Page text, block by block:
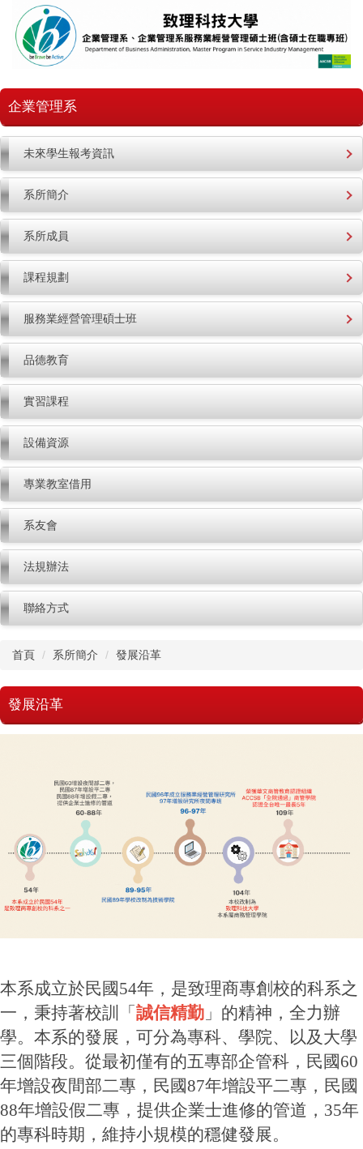
到
主
區
企業管理系
未來學生報考資訊
系所簡介
系所成員
課程規劃
服務業經營管理碩士班
品德教育
實習課程
設備資源
專業教室借用
系友會
法規辦法
聯絡方式
首頁 系所簡介 發展沿革
發展沿革
本系成立於民國54年，是致理商專創校的科系之
一，秉持著校訓「 誠信精勤 」的精神，全力辦
學。本系的發展，可分為專科、學院、以及大學
三個階段。從最初僅有的五專部企管科，民國60
年增設夜間部二專，民國87年增設平二專，民國
88年增設假二專，提供企業士進修的管道，35年
的專科時期，維持小規模的穩健發展。